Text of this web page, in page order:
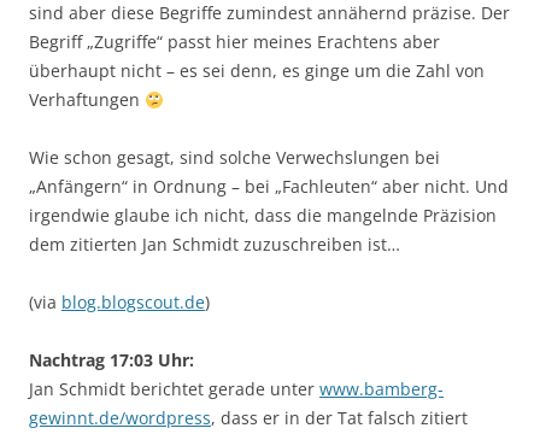
sind aber diese Begriffe zumindest annähernd präzise. Der
Begriff „Zugriffe“ passt hier meines Erachtens aber
überhaupt nicht – es sei denn, es ginge um die Zahl von
Verhaftungen
Wie schon gesagt, sind solche Verwechslungen bei
„Anfängern“ in Ordnung – bei „Fachleuten“ aber nicht. Und
irgendwie glaube ich nicht, dass die mangelnde Präzision
dem zitierten Jan Schmidt zuzuschreiben ist…
(via blog.blogscout.de)
Nachtrag 17:03 Uhr:
Jan Schmidt berichtet gerade unter www.bamberg-
gewinnt.de/wordpress, dass er in der Tat falsch zitiert